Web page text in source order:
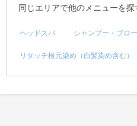
同じエリアで他のメニューを探
ヘッドスパ シャンプー・ブロ
リタッチ根元染め（白髪染め含む）